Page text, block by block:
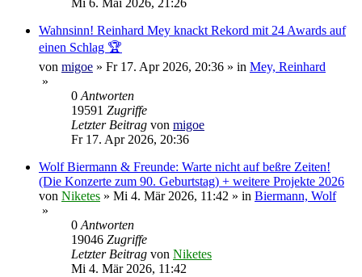
Mi 6. Mai 2026, 21:26
Wahnsinn! Reinhard Mey knackt Rekord mit 24 Awards auf
einen Schlag 🏆
von migoe » Fr 17. Apr 2026, 20:36 » in Mey, Reinhard
»
0Antworten
19591 Zugriffe
Letzter Beitrag von migoe
Fr 17. Apr 2026, 20:36
Wolf Biermann & Freunde: Warte nicht auf beßre Zeiten!
(Die Konzerte zum 90. Geburtstag) + weitere Projekte 2026
von Niketes » Mi 4. Mär 2026, 11:42 » in Biermann, Wolf
»
0Antworten
19046 Zugriffe
Letzter Beitrag von Niketes
Mi 4. Mär 2026, 11:42